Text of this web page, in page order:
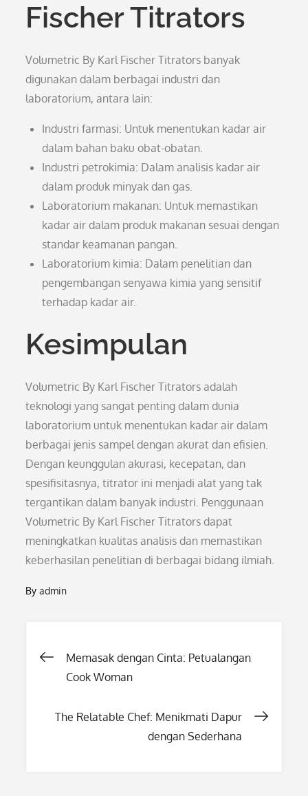
Fischer Titrators
Volumetric By Karl Fischer Titrators banyak
digunakan dalam berbagai industri dan
laboratorium, antara lain:
Industri farmasi: Untuk menentukan kadar air
dalam bahan baku obat-obatan.
Industri petrokimia: Dalam analisis kadar air
dalam produk minyak dan gas.
Laboratorium makanan: Untuk memastikan
kadar air dalam produk makanan sesuai dengan
standar keamanan pangan.
Laboratorium kimia: Dalam penelitian dan
pengembangan senyawa kimia yang sensitif
terhadap kadar air.
Kesimpulan
Volumetric By Karl Fischer Titrators adalah
teknologi yang sangat penting dalam dunia
laboratorium untuk menentukan kadar air dalam
berbagai jenis sampel dengan akurat dan efisien.
Dengan keunggulan akurasi, kecepatan, dan
spesifisitasnya, titrator ini menjadi alat yang tak
tergantikan dalam banyak industri. Penggunaan
Volumetric By Karl Fischer Titrators dapat
meningkatkan kualitas analisis dan memastikan
keberhasilan penelitian di berbagai bidang ilmiah.
Byadmin
Post
Memasak dengan Cinta: Petualangan
Cook Woman
The Relatable Chef: Menikmati Dapur
dengan Sederhana